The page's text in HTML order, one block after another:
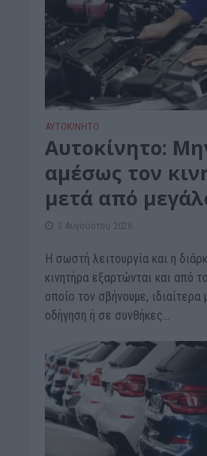
ΑΥΤΟΚΙΝΗΤΟ
Αυτοκίνητο:
αμέσως τον
μετά από
3 Αυγούστου 2026
Η σωστή λειτουργία και η
κινητήρα εξαρτώνται και από
οποίο τον σβήνουμε,
οδήγηση ή σε συνθήκες...